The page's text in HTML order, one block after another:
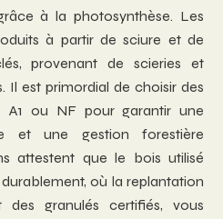
à la photosynthèse. Les
à partir de sciure et de
provenant de scieries et
Il est primordial de choisir des
A1 ou NF pour garantir une
et une gestion forestière
attestent que le bois utilisé
où la replantation
des granulés certifiés, vous